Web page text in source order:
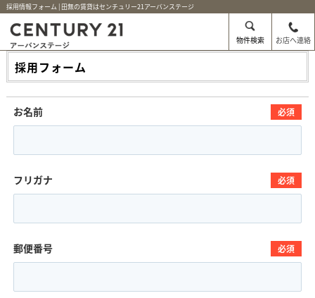
採用情報フォーム | 田無の賃貸はセンチュリー21アーバンステージ
物件検索 お店へ連絡
採用フォーム
お名前 必須
フリガナ 必須
郵便番号 必須